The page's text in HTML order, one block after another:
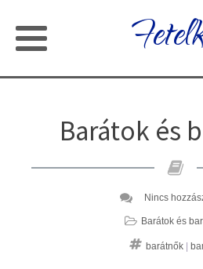
Barátok és
Nincs
Barátok és
barátnők|